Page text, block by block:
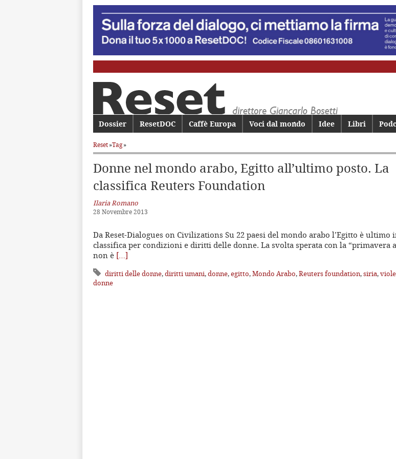
Menu principale
Vai al contenuto principale
Vai al contenuto secondario
Dossier ResetDOC Caffè Europa Voci dal mondo Idee Libri
Reset»Tag»
Donne nel mondo arabo, Egitto all’ultimo posto. La
classifica Reuters Foundation
Ilaria Romano
28 Novembre 2013
Da Reset-Dialogues on Civilizations Su 22 paesi del mondo arabo l’Egitto è ultimo
classifica per condizioni e diritti delle donne. La svolta sperata con la “primavera
non è […]
diritti delle donne,diritti umani,donne,egitto,Mondo Arabo,Reuters foundation,siria,
donne